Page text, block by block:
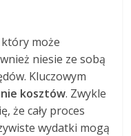
może
niesie ze sobą
Kluczowym
kosztów. Zwykle
że cały proces
wydatki mogą